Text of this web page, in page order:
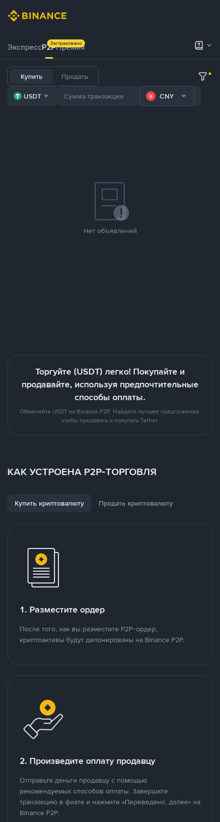
ЭкспрессP2PПремия
Застраховано
Купить Продать
USDT CNY
Нет объявлений
Торгуйте (USDT) легко! Покупайте и
продавайте, используя предпочтительные
способы оплаты.
Обменяйте USDT на Binance P2P. Найдите лучшее предложение,
чтобы продавать и покупать Tether.
КАК УСТРОЕНА P2P-ТОРГОВЛЯ
Купить криптовалюту Продать криптовалюту
1. Разместите ордер
После того, как вы разместите P2P-ордер,
криптоактивы будут депонированы на Binance P2P.
2. Произведите оплату продавцу
Отправьте деньги продавцу с помощью
рекомендуемых способов оплаты. Завершите
транзакцию в фиате и нажмите «Переведено, далее» на
Binance P2P.